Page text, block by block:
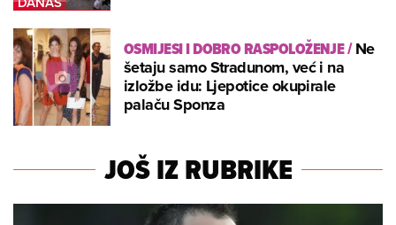
OSMIJESI I DOBRO RASPOLOŽENJE/Ne
šetaju samo Stradunom, već i na
izložbe idu: Ljepotice okupirale
palaču Sponza
JOŠ IZ RUBRIKE